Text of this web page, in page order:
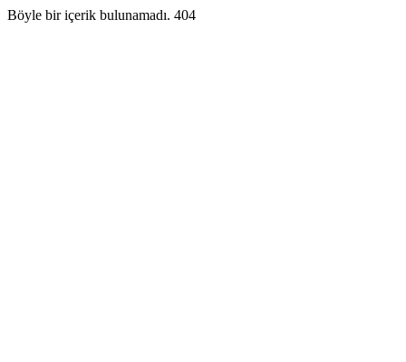
Böyle bir içerik bulunamadı. 404